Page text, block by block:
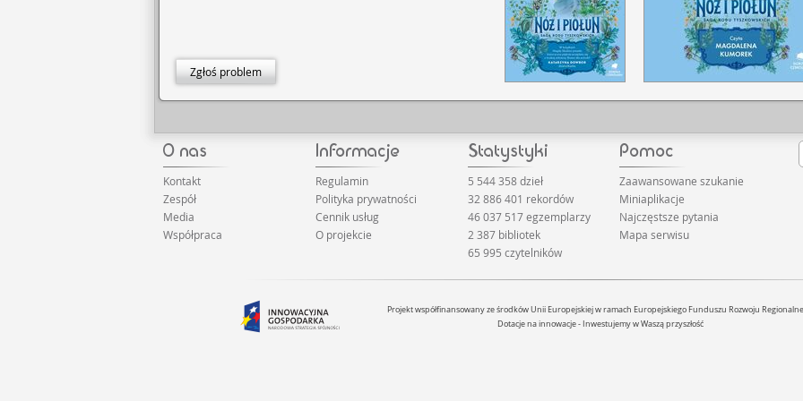
Zgłoś problem
Kontakt
Zespół
Media
Współpraca
Regulamin
Polityka prywatności
Cennik usług
O projekcie
5 544 358 dzieł
32 886 401 rekordów
46 037 517 egzemplarzy
2 387 bibliotek
65 995 czytelników
Zaawansowane szukanie
Miniaplikacje
Najczęstsze pytania
Mapa serwisu
Projekt współfinansowany ze środków Unii Europejskiej w ramach Europejskiego Funduszu Rozwoju
Dotacje na innowacje - Inwestujemy w Waszą przyszłość